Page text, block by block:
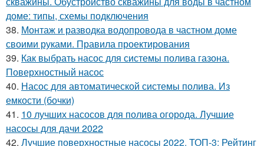
доме: типы, схемы подключения
38. Монтаж и разводка водопровода в частном доме
своими руками. Правила проектирования
39. Как выбрать насос для системы полива газона.
Поверхностный насос
40. Насос для автоматической системы полива. Из
емкости (бочки)
41. 10 лучших насосов для полива огорода. Лучшие
насосы для дачи 2022
42. Лучшие поверхностные насосы 2022. ТОП-3: Рейтинг